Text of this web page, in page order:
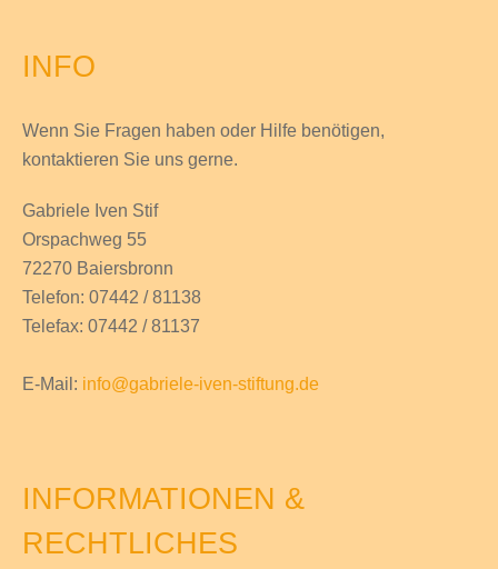
INFO
Wenn Sie Fragen haben oder Hilfe benötigen,
kontaktieren Sie uns gerne.
Gabriele Iven Stif
Orspachweg 55
72270 Baiersbronn
Telefon: 07442 / 81138
Telefax: 07442 / 81137
E-Mail: info@gabriele-iven-stiftung.de
INFORMATIONEN &
RECHTLICHES